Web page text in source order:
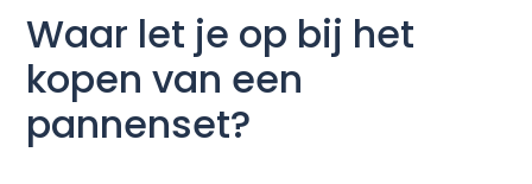
Waar let je op bij het
kopen van een
pannenset?